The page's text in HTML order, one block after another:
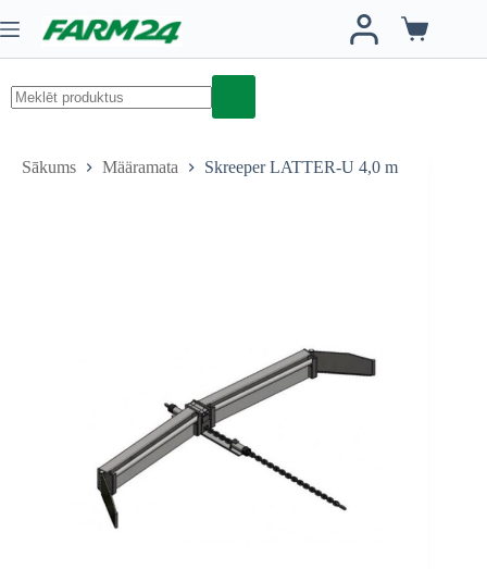
to
content
Iepirkumu
grozs
Sākums
Määramata Skreeper LATTER-U 4,0 m